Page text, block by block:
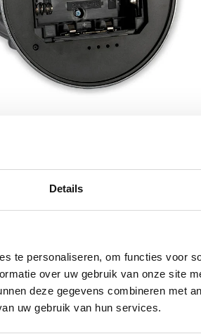
Details
te personaliseren, om functies voor
over uw gebruik van onze site
deze gegevens combineren met
uw gebruik van hun services.